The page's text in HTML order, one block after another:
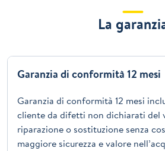
La
Garanzia di conformità 12 mesi
Garanzia di conformità 12 mesi
cliente da difetti non dichiarati del
riparazione o sostituzione senza
maggiore sicurezza e valore